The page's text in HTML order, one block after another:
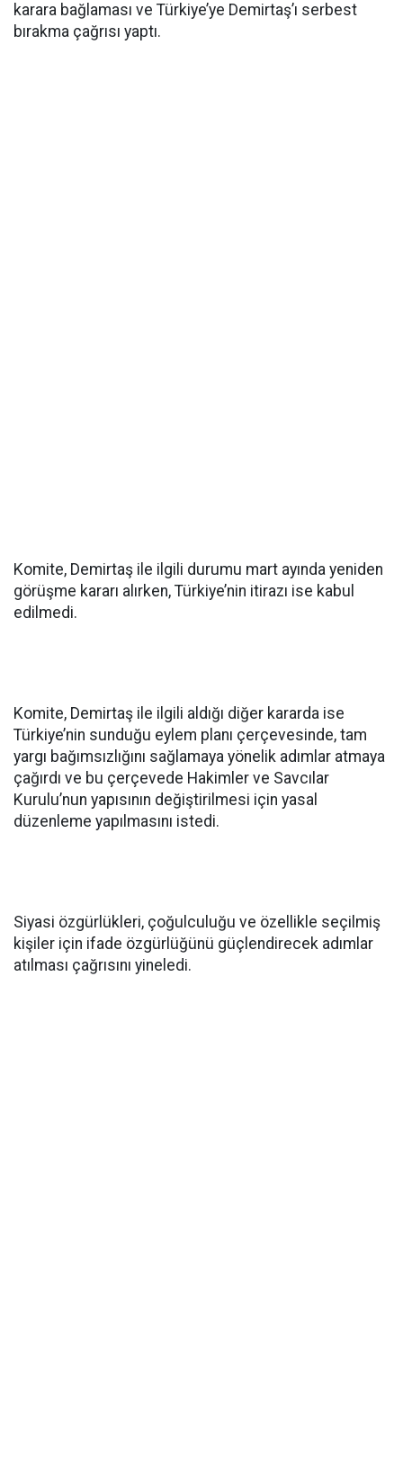
karara bağlaması ve Türkiye’ye Demirtaş’ı serbest
bırakma çağrısı yaptı.
Komite, Demirtaş ile ilgili durumu mart ayında yeniden
görüşme kararı alırken, Türkiye’nin itirazı ise kabul
edilmedi.
Komite, Demirtaş ile ilgili aldığı diğer kararda ise
Türkiye’nin sunduğu eylem planı çerçevesinde, tam
yargı bağımsızlığını sağlamaya yönelik adımlar atmaya
çağırdı ve bu çerçevede Hakimler ve Savcılar
Kurulu’nun yapısının değiştirilmesi için yasal
düzenleme yapılmasını istedi.
Siyasi özgürlükleri, çoğulculuğu ve özellikle seçilmiş
kişiler için ifade özgürlüğünü güçlendirecek adımlar
atılması çağrısını yineledi.